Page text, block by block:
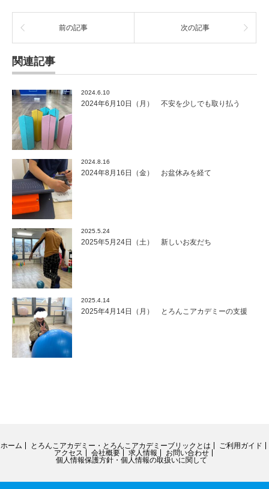
前の記事 次の記事
関連記事
2024.6.10
2024年6月10日（月） 不安を少しでも取り払う
2024.8.16
2024年8月16日（金） お盆休みを経て
2025.5.24
2025年5月24日（土） 新しいお友だち
2025.4.14
2025年4月14日（月） とろんこアカデミーの支援
ホーム とろんこアカデミー・とろんこアカデミーブリックとは
ご利用ガイド
アクセス
会社概要 求人情報
お問い合わせ
個人情報保護方針・個人情報の取扱いに関して